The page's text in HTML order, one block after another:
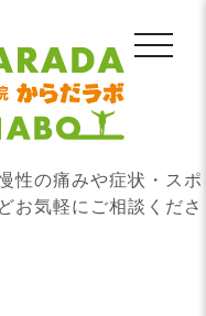
性の痛みや症状・スポ
お気軽にご相談くださ